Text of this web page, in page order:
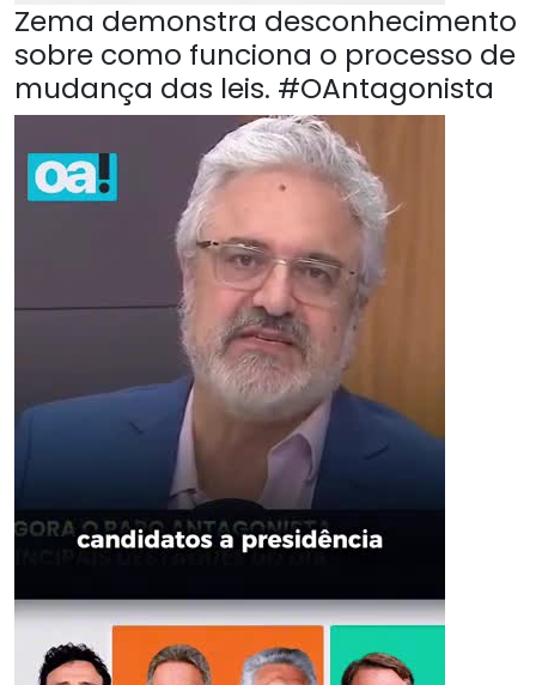
Zema demonstra desconhecimento
sobre como funciona o processo de
mudança das leis. #OAntagonista